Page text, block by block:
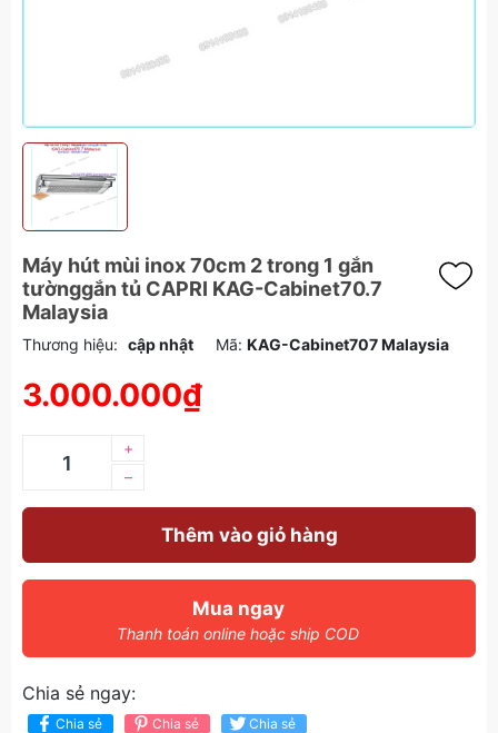
Máy hút mùi inox 70cm 2 trong 1 gắn
tườnggắn tủ CAPRI KAG-Cabinet70.7
Malaysia
Thương hiệu: cập nhật Mã: KAG-Cabinet707 Malaysia
3.000.000₫
–
+
Thêm vào giỏ hàng
Mua ngay
Thanh toán online hoặc ship COD
Chia sẻ ngay:
Chia sẻ Chia sẻ Chia sẻ